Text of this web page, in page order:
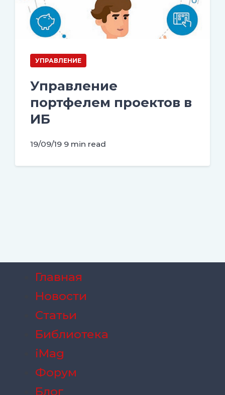
УПРАВЛЕНИЕ
Управление
портфелем проектов в
ИБ
19/09/19 9 min read
Главная
Новости
Статьи
Библиотека
iMag
Форум
Блог